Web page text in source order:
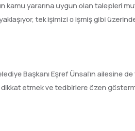
kamu yararına uygun olan talepleri
tek işimizi o işmiş gibi
Başkanı Eşref Ünsal’ın ailesine
etmek ve tedbirlere özen